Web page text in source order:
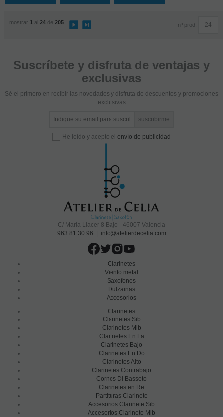
mostrar 1 al 24de 205 nº prod.
Suscríbete y disfruta de ventajas y
exclusivas
Sé el primero en recibir las novedades y disfruta de descuentos y promociones
exclusivas
He leído y acepto el envío de publicidad
C/ Maria Llacer 8 Bajo - 46007 Valencia
963 81 30 96
info@atelierdecelia.com
Clarinetes
Viento metal
Saxofones
Dulzainas
Accesorios
Clarinetes
Clarinetes Sib
Clarinetes Mib
Clarinetes En La
Clarinetes Bajo
Clarinetes En Do
Clarinetes Alto
Clarinetes Contrabajo
Cornos Di Basseto
Clarinetes en Re
Partituras Clarinete
Accesorios Clarinete Sib
Accesorios Clarinete Mib